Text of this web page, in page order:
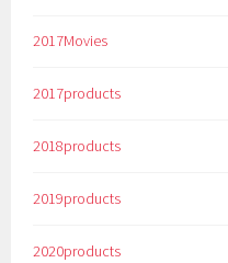
2017Movies
2017products
2018products
2019products
2020products